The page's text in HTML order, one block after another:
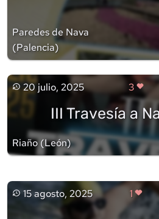
Paredes de Nava
(Palencia)
20 julio, 2025 3
III Travesía a
Riaño(León)
15 agosto, 2025 1